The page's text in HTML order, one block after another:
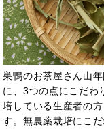
巣鴨のお茶屋さん山
に、3つの点にこだわ
培している生産者の
す。無農薬栽培にこ